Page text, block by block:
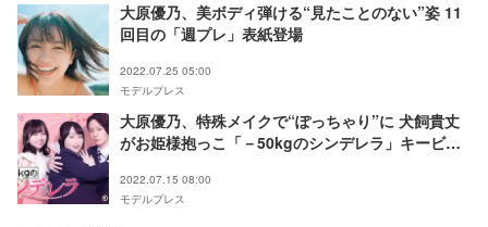
大原優乃、美ボディ弾ける“見たことのない”姿 11
回目の「週プレ」表紙登場
2022.07.25 05:00
モデルプレス
大原優乃、特殊メイクで“ぽっちゃり”に 犬飼貴丈
がお姫様抱っこ「－50kgのシンデレラ」キービジ
2022.07.15 08:00
モデルプレス